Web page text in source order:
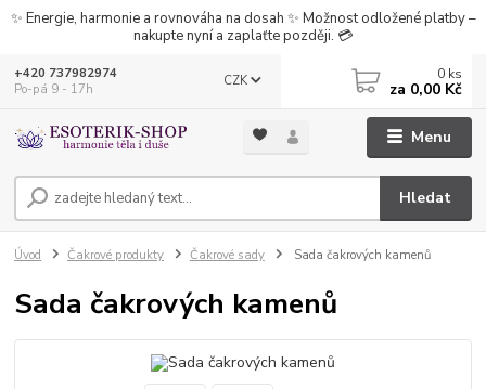
✨ Energie, harmonie a rovnováha na dosah ✨ Možnost odložené platby –
nakupte nyní a zaplaťte později. 💳
Menu
CZK
Hledat
+420 737982974
Po-pá 9 - 17h
0 ks
za 0,00 Kč
Úvod Čakrové produkty Čakrové sady Sada čakrových kamenů
Sada čakrových kamenů